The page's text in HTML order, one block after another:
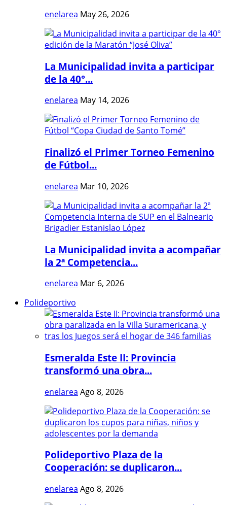
enelarea May 26, 2026
La Municipalidad invita a participar
de la 40°...
enelarea May 14, 2026
Finalizó el Primer Torneo Femenino
de Fútbol...
enelarea Mar 10, 2026
La Municipalidad invita a acompañar
la 2ª Competencia...
enelarea Mar 6, 2026
Polideportivo
Esmeralda Este II: Provincia
transformó una obra...
enelarea Ago 8, 2026
Polideportivo Plaza de la
Cooperación: se duplicaron...
enelarea Ago 8, 2026